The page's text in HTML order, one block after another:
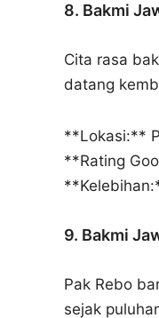
8. Bakmi
Cita rasa
datang
**Lokasi:**
**Rating
9. Bakmi
Pak Rebo
sejak